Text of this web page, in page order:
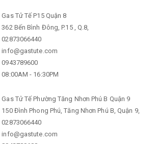
Gas Tử Tế P15 Quận 8
362 Bến Bình Đông, P.15 , Q.8,
02873066440
info@gastute.com
0943789600
08:00AM - 16:30PM
Gas Tử Tế Phường Tăng Nhơn Phú B Quận 9
150 Đình Phong Phú, Tăng Nhơn Phú B, Quận 9,
02873066440
info@gastute.com